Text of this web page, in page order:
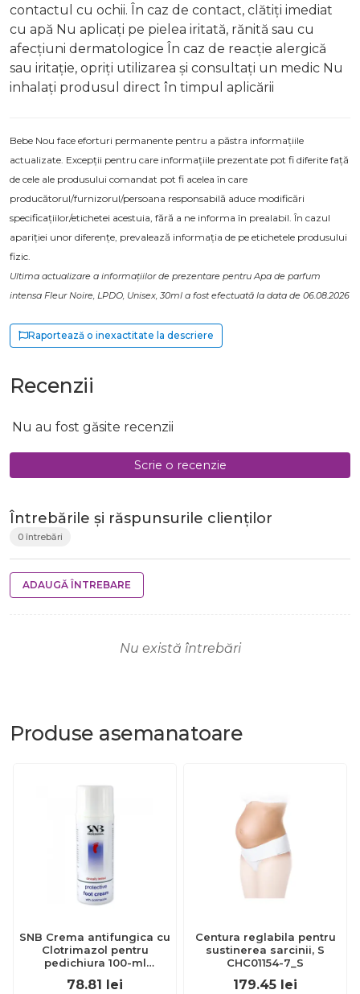
contactul cu ochii. În caz de contact, clătiți imediat
cu apă Nu aplicați pe pielea iritată, rănită sau cu
afecțiuni dermatologice În caz de reacție alergică
sau iritație, opriți utilizarea și consultați un medic Nu
inhalați produsul direct în timpul aplicării
Bebe Nou face eforturi permanente pentru a păstra informațiile
actualizate. Excepții pentru care informațiile prezentate pot fi diferite față
de cele ale produsului comandat pot fi acelea în care
producătorul/furnizorul/persoana responsabilă aduce modificări
specificațiilor/etichetei acestuia, fără a ne informa în prealabil. În cazul
apariției unor diferențe, prevalează informația de pe etichetele produsului
fizic.
Ultima actualizare a informațiilor de prezentare pentru Apa de parfum
intensa Fleur Noire, LPDO, Unisex, 30ml a fost efectuată la data de 06.08.2026
Raportează o inexactitate la descriere
Recenzii
Nu au fost găsite recenzii
Scrie o recenzie
Întrebările și răspunsurile clienților
0 întrebări
ADAUGĂ ÎNTREBARE
Nu există întrebări
Produse asemanatoare
SNB Crema antifungica cu
Clotrimazol pentru
pedichiura 100-ml
EXL359_918
78.81 lei
Centura reglabila pentru
sustinerea sarcinii, S
CHC01154-7_S
179.45 lei